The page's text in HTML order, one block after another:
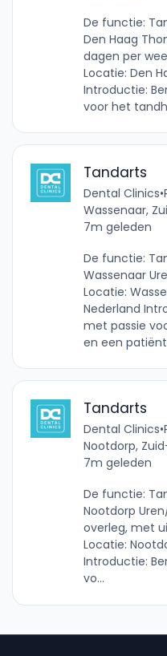
De functie:
Den Haag
dagen per
Locatie: Den
Introductie:
voor het
Tandarts
Dental Clinics•
Wassenaar,
7m geleden
De functie:
Wassenaar
Locatie:
Nederland
met passie
en een
Tandarts
Dental Clinics•
Nootdorp,
7m geleden
De functie:
Nootdorp
overleg, met
Locatie:
Introductie:
vo...